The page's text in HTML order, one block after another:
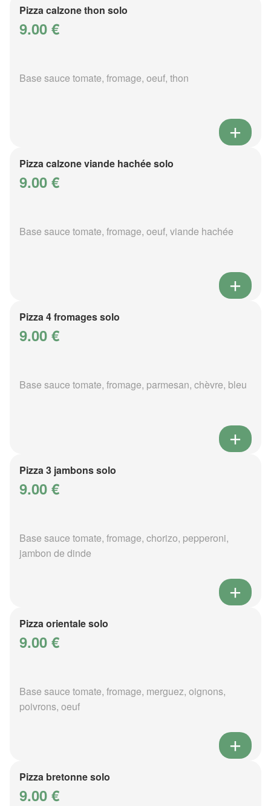
Pizza calzone thon solo
9.00 €
Base sauce tomate, fromage, oeuf, thon
Pizza calzone viande hachée solo
9.00 €
Base sauce tomate, fromage, oeuf, viande hachée
Pizza 4 fromages solo
9.00 €
Base sauce tomate, fromage, parmesan, chèvre, bleu
Pizza 3 jambons solo
9.00 €
Base sauce tomate, fromage, chorizo, pepperoni,
jambon de dinde
Pizza orientale solo
9.00 €
Base sauce tomate, fromage, merguez, oignons,
poivrons, oeuf
Pizza bretonne solo
9.00 €